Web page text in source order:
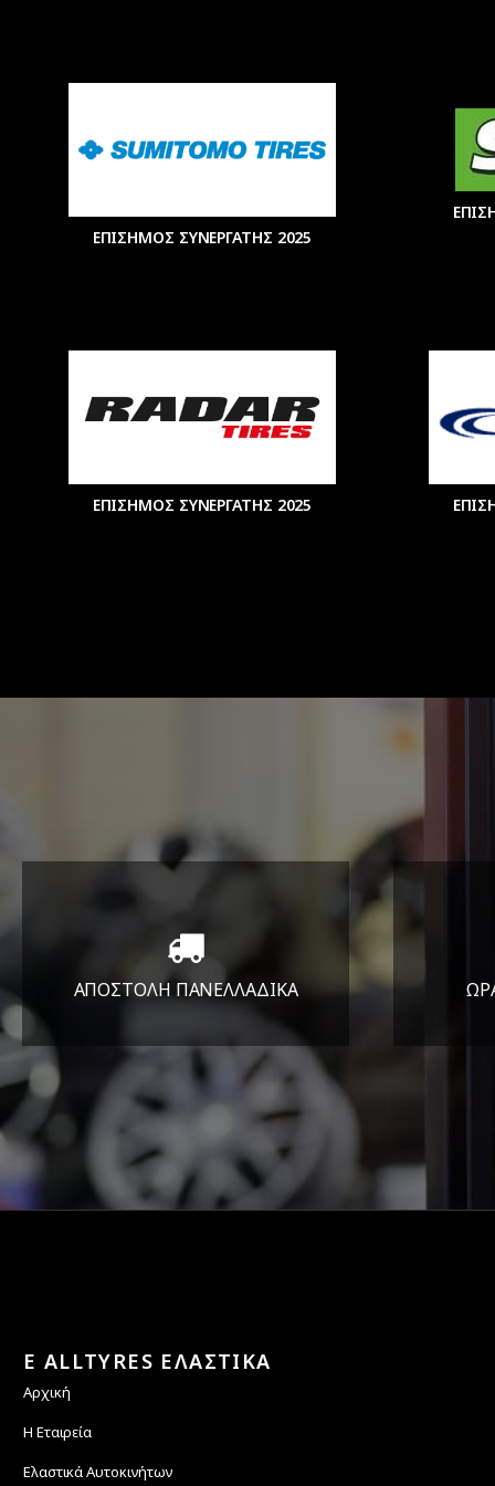
ΕΠΙΣΗΜΟΣ ΣΥΝΕΡΓΑΤΗΣ 2025
ΕΠΙΣΗΜΟΣ ΣΥΝΕΡΓΑΤΗΣ 2025
ΑΠΟΣΤΟΛΗ ΠΑΝΕΛΛΑΔΙΚA
Όπου και αν είστε θα σας
στείλουμε τα ελαστικά σας
E ALLTYRES ΕΛΑΣΤΙΚΑ
Αρχική
Η Εταιρεία
Ελαστικά Αυτοκινήτων